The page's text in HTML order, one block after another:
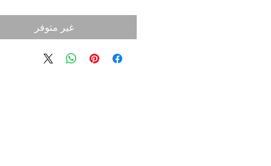
غير متوفر